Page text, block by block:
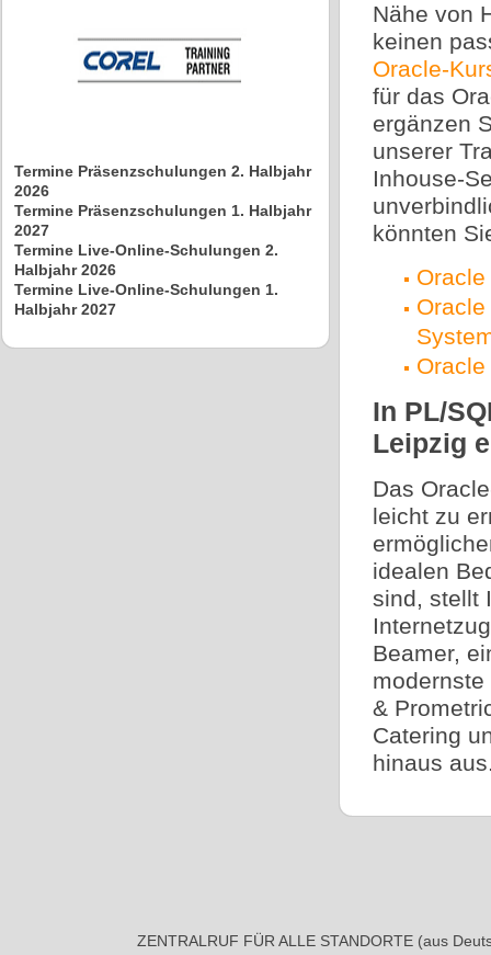
Termine Präsenzschulungen 2. Halbjahr
2026
Termine Präsenzschulungen 1. Halbjahr
2027
Termine Live-Online-Schulungen 2.
Halbjahr 2026
Termine Live-Online-Schulungen 1.
Halbjahr 2027
Nähe von
keinen
Oracle-
für das
ergänzen
unserer
Inhouse-
könnten
In PL/
Leipzig
Das
leicht zu
idealen
sind, stellt
Beamer,
&
Catering
hinaus
ZENTRALRUF FÜR ALLE STANDORTE (aus